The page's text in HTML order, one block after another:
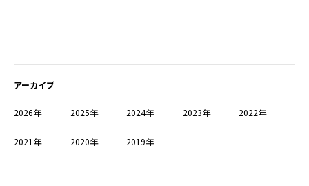
アーカイブ
2026年 2025年 2024年 2023年 2022年
2021年 2020年 2019年